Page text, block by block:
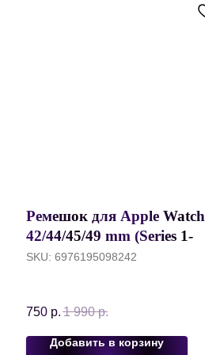
Ремешок для Apple Watch
42/44/45/49 mm (Series 1-
10/SE/Ultra), WiWU Nylon
SKU: 6976195098242
750 р. 1 990 р.
Добавить в корзину